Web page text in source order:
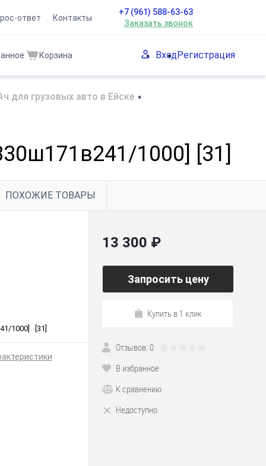
ответ Контакты
+7 (961) 588-63-63
Заказать звонок
Корзина ВходРегистрация
для грузовых авто в Ейске •
1000] [31]
ПОХОЖИЕ ТОВАРЫ
1000] [31]
13 300 ₽
Запросить цену
Купить в 1 клик
Отзывов: 0
В избранное
К сравнению
Недоступно